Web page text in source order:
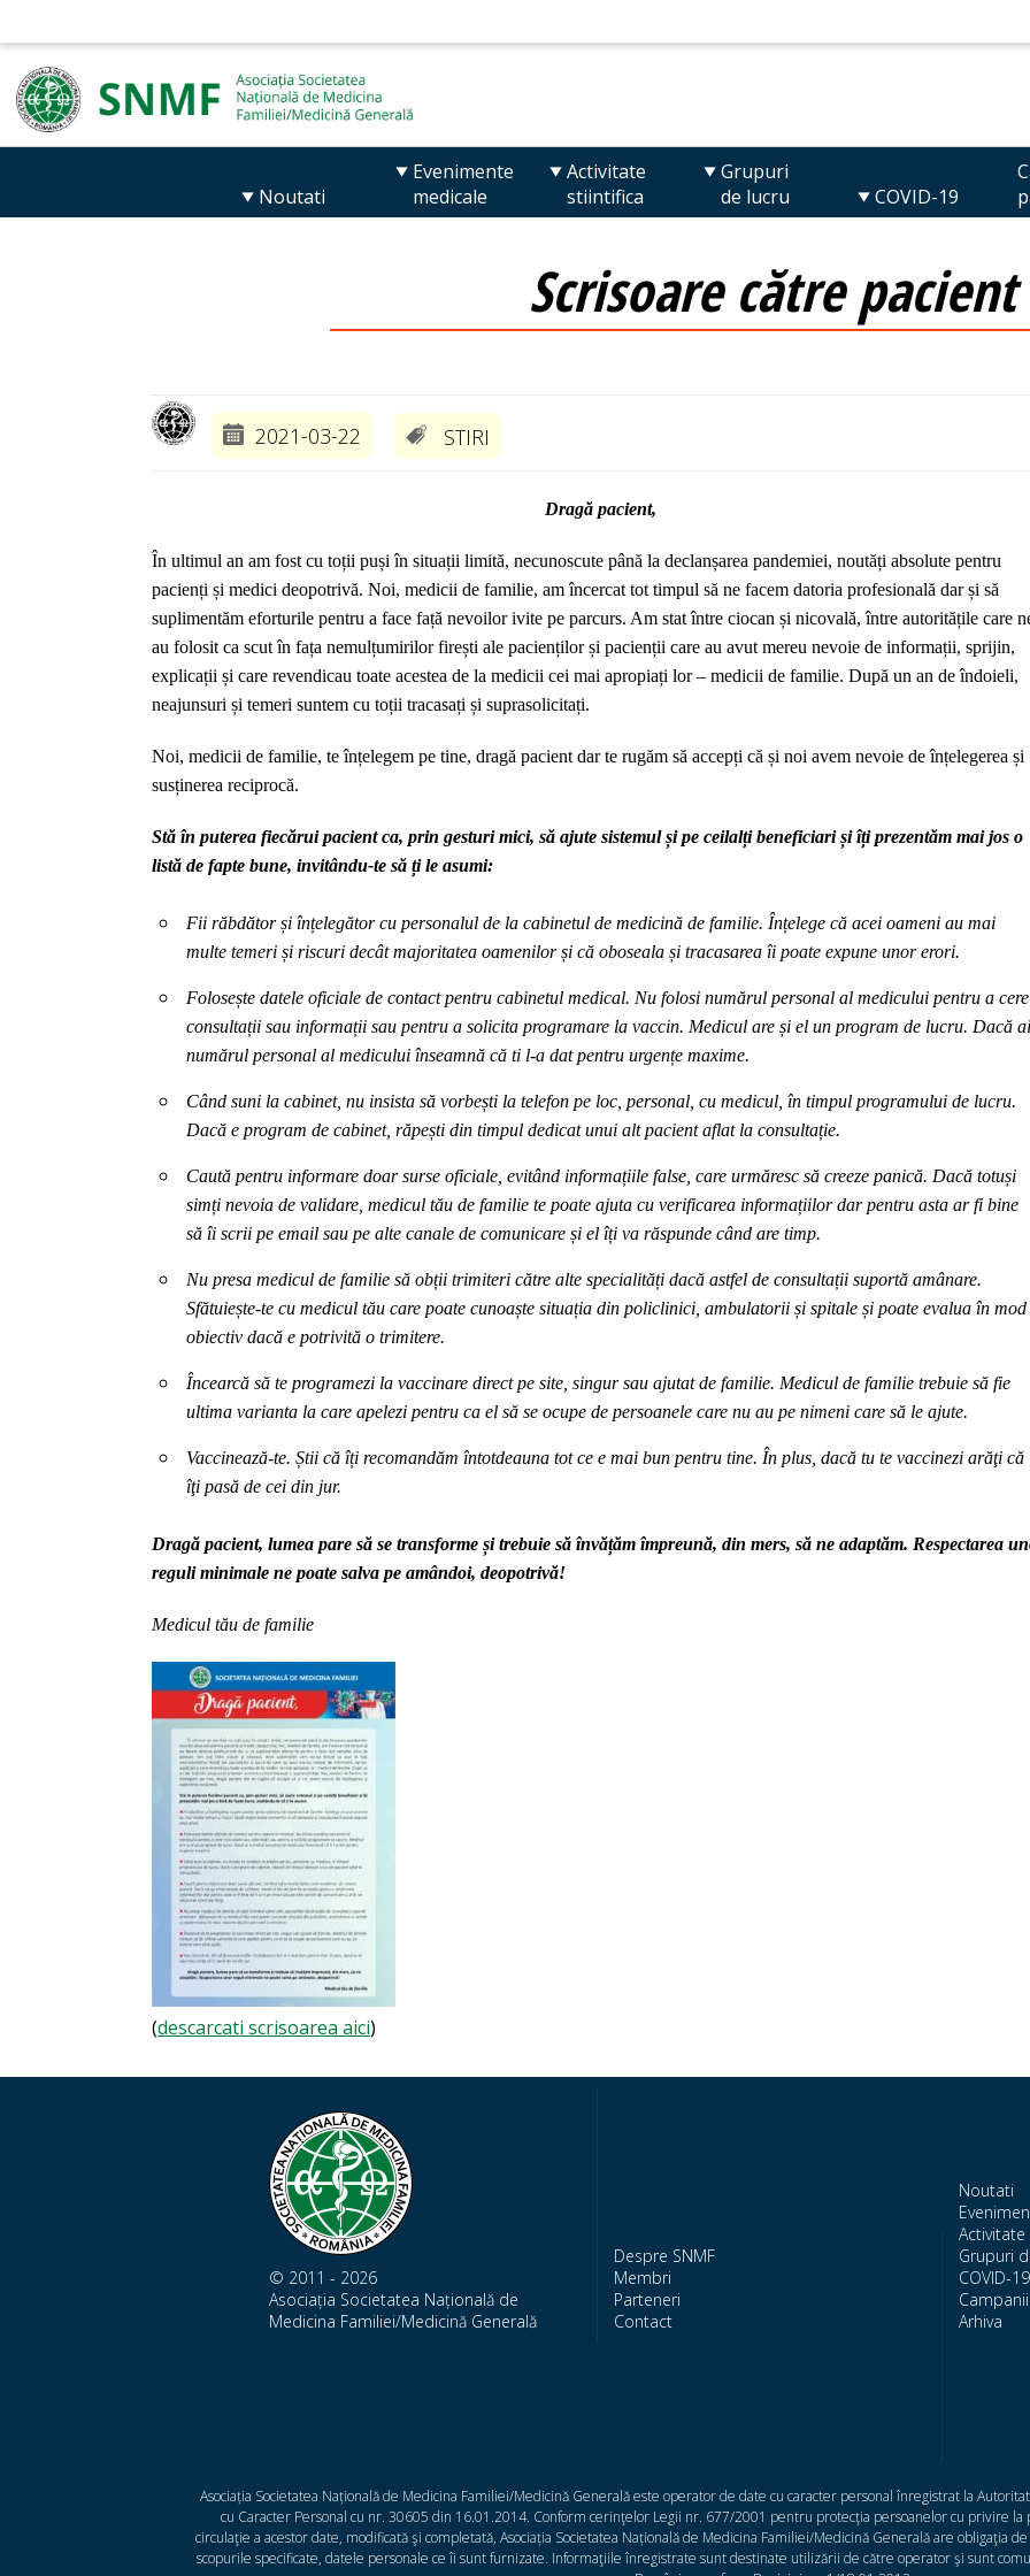
Noutati
Evenimente
medicale
Activitate
stiintifica
Grupuri
de lucru
COVID-19
Scrisoare către pacient
2021-03-22 STIRI
Dragă pacient,
În ultimul an am fost cu toții puși în situații limită, necunoscute până la declanșarea pandemiei, noutăți absolute pentru
pacienți și medici deopotrivă. Noi, medicii de familie, am încercat tot timpul să ne facem datoria profesională dar și să
suplimentăm eforturile pentru a face față nevoilor ivite pe parcurs. Am stat între ciocan și nicovală, între autoritățile care
au folosit ca scut în fața nemulțumirilor firești ale pacienților și pacienții care au avut mereu nevoie de informații, sprijin,
explicații și care revendicau toate acestea de la medicii cei mai apropiați lor – medicii de familie. După un an de îndoieli,
neajunsuri și temeri suntem cu toții tracasați și suprasolicitați.
Noi, medicii de familie, te înțelegem pe tine, dragă pacient dar te rugăm să accepți că și noi avem nevoie de înțelegerea și
susținerea reciprocă.
Stă în puterea fiecărui pacient ca, prin gesturi mici, să ajute sistemul și pe ceilalți beneficiari și îți prezentăm mai jos o
listă de fapte bune, invitându-te să ți le asumi:
Fii răbdător și înțelegător cu personalul de la cabinetul de medicină de familie. Înțelege că acei oameni au mai
multe temeri și riscuri decât majoritatea oamenilor și că oboseala și tracasarea îi poate expune unor erori.
Folosește datele oficiale de contact pentru cabinetul medical. Nu folosi numărul personal al medicului pentru a cere
consultații sau informații sau pentru a solicita programare la vaccin. Medicul are și el un program de lucru. Dacă ai
numărul personal al medicului înseamnă că ti l-a dat pentru urgențe maxime.
Când suni la cabinet, nu insista să vorbești la telefon pe loc, personal, cu medicul, în timpul programului de lucru.
Dacă e program de cabinet, răpești din timpul dedicat unui alt pacient aflat la consultație.
Caută pentru informare doar surse oficiale, evitând informațiile false, care urmăresc să creeze panică. Dacă totuși
simți nevoia de validare, medicul tău de familie te poate ajuta cu verificarea informațiilor dar pentru asta ar fi bine
să îi scrii pe email sau pe alte canale de comunicare și el îți va răspunde când are timp.
Nu presa medicul de familie să obții trimiteri către alte specialități dacă astfel de consultații suportă amânare.
Sfătuiește-te cu medicul tău care poate cunoaște situația din policlinici, ambulatorii și spitale și poate evalua în mod
obiectiv dacă e potrivită o trimitere.
Încearcă să te programezi la vaccinare direct pe site, singur sau ajutat de familie. Medicul de familie trebuie să fie
ultima varianta la care apelezi pentru ca el să se ocupe de persoanele care nu au pe nimeni care să le ajute.
Vaccinează-te. Știi că îți recomandăm întotdeauna tot ce e mai bun pentru tine. În plus, dacă tu te vaccinezi arăţi că
îţi pasă de cei din jur.
Dragă pacient, lumea pare să se transforme și trebuie să învățăm împreună, din mers, să ne adaptăm. Respectarea
reguli minimale ne poate salva pe amândoi, deopotrivă!
Medicul tău de familie
(descarcati scrisoarea aici)
© 2011 - 2026
Asociația Societatea Națională de
Medicina Familiei/Medicină Generală
Despre SNMF
Membri
Parteneri
Contact
Noutati
Grupuri
COVID-19
Arhiva
Asociația Societatea Națională de Medicina Familiei/Medicină Generală este operator de date cu caracter personal înregistrat la
cu Caracter Personal cu nr. 30605 din 16.01.2014. Conform cerinţelor Legii nr. 677/2001 pentru protecţia persoanelor cu privire
circulaţie a acestor date, modificată şi completată, Asociația Societatea Națională de Medicina Familiei/Medicină Generală are obligaţia
scopurile specificate, datele personale ce îi sunt furnizate. Informaţiile înregistrate sunt destinate utilizării de către operator şi sunt